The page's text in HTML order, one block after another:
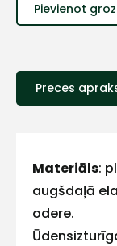
Pievienot
Preces
Materiāls:
augšdaļā
odere.